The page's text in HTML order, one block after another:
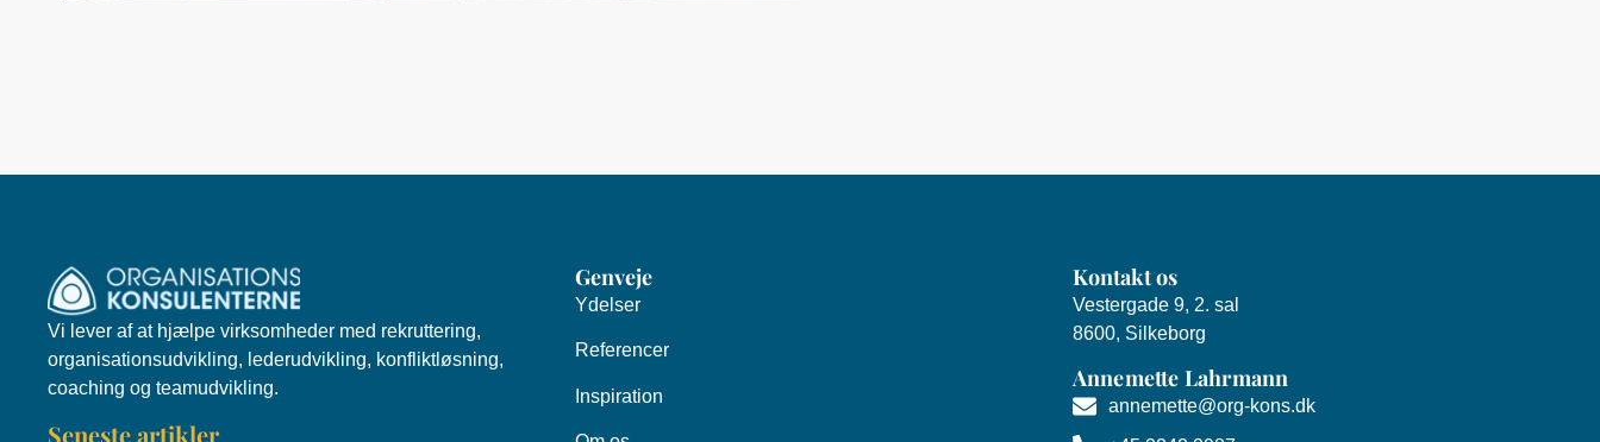
Vi lever af at hjælpe virksomheder med rekruttering,
organisationsudvikling, lederudvikling, konfliktløsning,
coaching og teamudvikling.
Seneste artikler
Genveje
Ydelser
Referencer
Inspiration
Kontakt os
Vestergade 9, 2. sal
8600, Silkeborg
Annemette Lahrmann
annemette@org-kons.dk